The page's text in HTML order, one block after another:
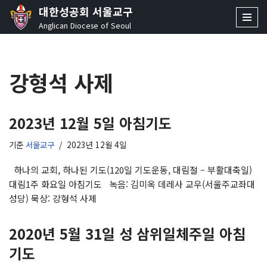
콘
로
건
뛰
기
대한성공회 서울교구
Anglican Diocese of Seoul
강형석 사제
2023년 12월 5일 아침기도
기준 서울교구 2023년 12월 4일
하나의 교회, 하나된 기도(120일 기도운동, 대림절 – 부활대축일)
대림1주 화요일 아침기도 녹음: 김미옥 데레사 교우(서울주교좌대
성당) 묵상: 강형석 사제
2020년 5월 31일 성 삼위일체주일 아침
기도